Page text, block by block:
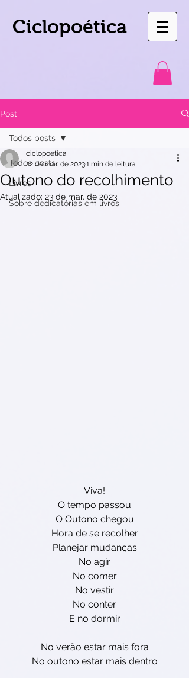
Ciclopoética
Post
Todos posts
Livros
Sobre dedicatórias em livros
Todos posts
Outono do recolhimento
ciclopoetica
22 de mar. de 20231 min de leitura
Atualizado: 23 de mar. de 2023
Viva!
O tempo passou
O Outono chegou
Hora de se recolher
Planejar mudanças
No agir
No comer
No vestir
No conter
E no dormir
No verão estar mais fora
No outono estar mais dentro